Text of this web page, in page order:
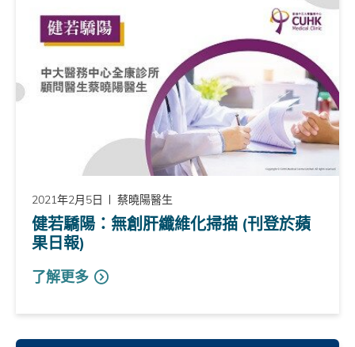
2021年2月5日 蔡曉陽醫生
健若驕陽：無創肝纖維化掃描 (刊登於蘋
果日報)
了解更多